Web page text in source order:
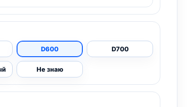
D600 D700
Не знаю